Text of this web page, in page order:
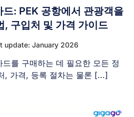
: PEK 공항에서 관광객을
, 구입처 및 가격 가이드
update: January 2026
를 구매하는 데 필요한 모든 정
, 가격, 등록 절차는 물론 [...]